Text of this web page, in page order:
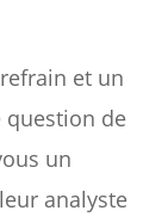
et un
question de
un
analyste